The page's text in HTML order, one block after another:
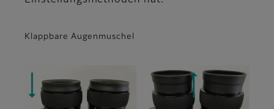
Klappbare Augenmuschel